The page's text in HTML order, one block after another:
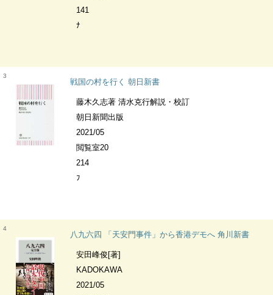
141
ﾅ
3
戦国の村を行く 朝日新書
藤木久志著 清水克行解説・校訂
朝日新聞出版
2021/05
閲覧室20
214
ﾌ
4
八九六四 「天安門事件」から香港デモへ 角川新書
安田峰俊[著]
KADOKAWA
2021/05